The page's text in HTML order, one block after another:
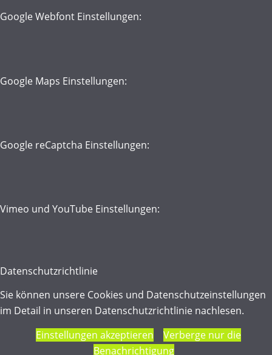
Google Webfont Einstellungen:
Google Maps Einstellungen:
Google reCaptcha Einstellungen:
Vimeo und YouTube Einstellungen:
Datenschutzrichtlinie
Sie können unsere Cookies und Datenschutzeinstellungen
im Detail in unseren Datenschutzrichtlinie nachlesen.
Einstellungen akzeptieren
Verberge nur die
Benachrichtigung